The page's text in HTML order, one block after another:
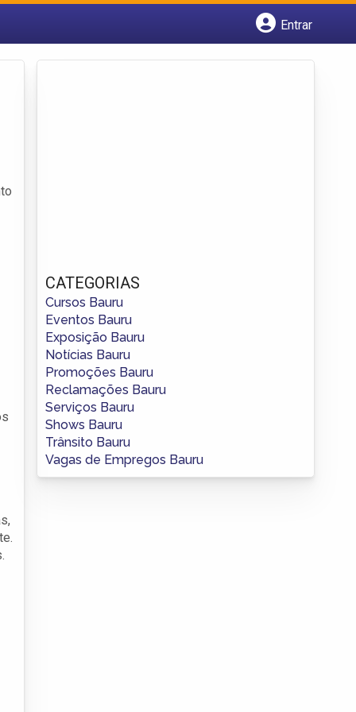
Entrar
CATEGORIAS
Cursos Bauru
Eventos Bauru
Exposição Bauru
Notícias Bauru
Promoções Bauru
Reclamações Bauru
Serviços Bauru
Shows Bauru
Trânsito Bauru
Vagas de Empregos Bauru